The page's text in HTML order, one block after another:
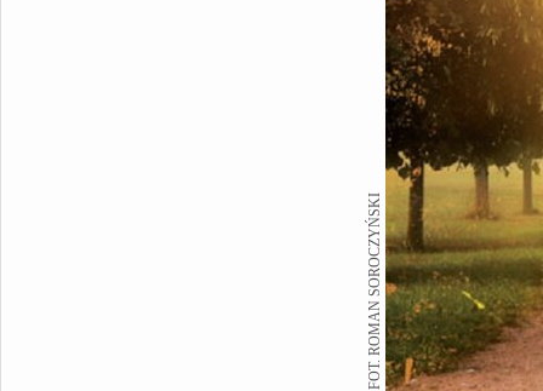
FOT. ROMAN SOROCZYŃSKI